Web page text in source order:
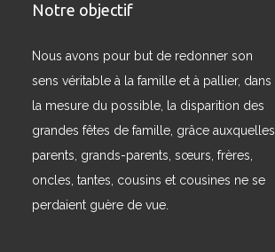
Notre objectif
Nous avons pour but de redonner son
sens véritable à la famille et à pallier, dans
la mesure du possible, la disparition des
grandes fêtes de famille, grâce auxquelles
parents, grands-parents, sœurs, frères,
oncles, tantes, cousins et cousines ne se
perdaient guère de vue.